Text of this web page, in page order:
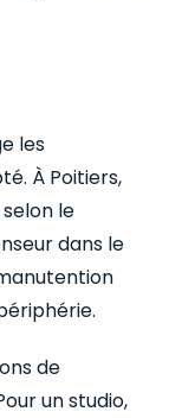
les
À Poitiers,
le
dans le
de
un studio,